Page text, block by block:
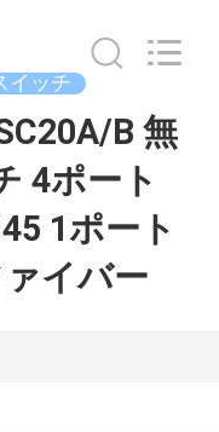
イッチ
B 無
4ポート
1ポート
イバー